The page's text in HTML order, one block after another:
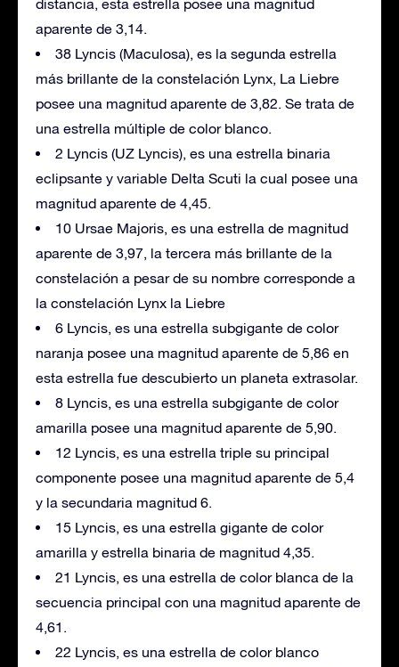
distancia, esta estrella posee una magnitud
aparente de 3,14.
38 Lyncis (Maculosa), es la segunda estrella
más brillante de la constelación Lynx, La Liebre
posee una magnitud aparente de 3,82. Se trata de
una estrella múltiple de color blanco.
2 Lyncis (UZ Lyncis), es una estrella binaria
eclipsante y variable Delta Scuti la cual posee una
magnitud aparente de 4,45.
10 Ursae Majoris, es una estrella de magnitud
aparente de 3,97, la tercera más brillante de la
constelación a pesar de su nombre corresponde a
la constelación Lynx la Liebre
6 Lyncis, es una estrella subgigante de color
naranja posee una magnitud aparente de 5,86 en
esta estrella fue descubierto un planeta extrasolar.
8 Lyncis, es una estrella subgigante de color
amarilla posee una magnitud aparente de 5,90.
12 Lyncis, es una estrella triple su principal
componente posee una magnitud aparente de 5,4
y la secundaria magnitud 6.
15 Lyncis, es una estrella gigante de color
amarilla y estrella binaria de magnitud 4,35.
21 Lyncis, es una estrella de color blanca de la
secuencia principal con una magnitud aparente de
4,61.
22 Lyncis, es una estrella de color blanco